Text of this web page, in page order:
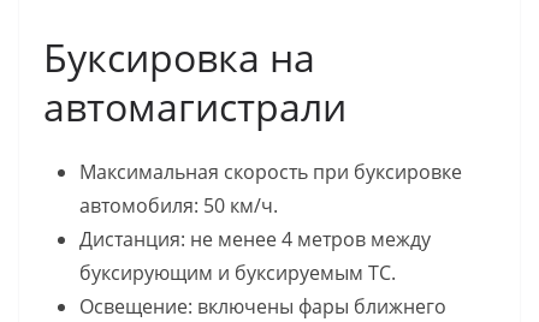
Буксировка на
автомагистрали
Максимальная скорость при буксировке
автомобиля: 50 км/ч.
Дистанция: не менее 4 метров между
буксирующим и буксируемым ТС.
Освещение: включены фары ближнего